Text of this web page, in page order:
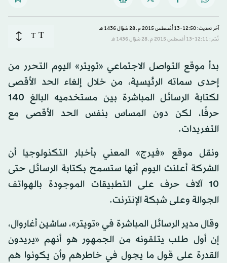
آخر تحديث: 12:50-13 أغسطس 2015 م ـ 28 شوّال 1436 هـ
نُشر: 12:11-13 أغسطس 2015 م ـ 28 شوّال 1436 هـ
T
T
بدأ موقع التواصل الاجتماعي «تويتر» اليوم التحرر من
إحدى سماته الرئيسية، من خلال إلغاء الحد الأقصى
لكتابة الرسائل المباشرة بين مستخدميه البالغ 140
حرفًا، لكن دون المساس بنفس الحد الأقصى مع
التغريدات.
ونقل موقع «فيرج» المعني بأخبار التكنولوجيا أن
الشركة أعلنت اليوم أنها ستسمح بكتابة الرسائل حتى
10 آلاف حرف على التطبيقات الموجودة بالهواتف
الجوالة وعلى شبكة الإنترنت.
وقال مدير الرسائل المباشرة في «تويتر»، ساشين أغاروال،
إن أول طلب يتلقونه من الجمهور هو أنهم «يريدون
القدرة على قول ما يجول في خاطرهم وأن يكونوا هم